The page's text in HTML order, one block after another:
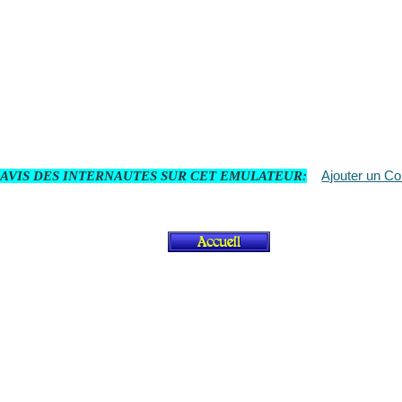
DES INTERNAUTES SUR CET EMULATEUR: Ajouter un